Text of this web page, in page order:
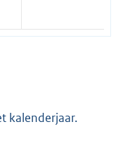
kalenderjaar.